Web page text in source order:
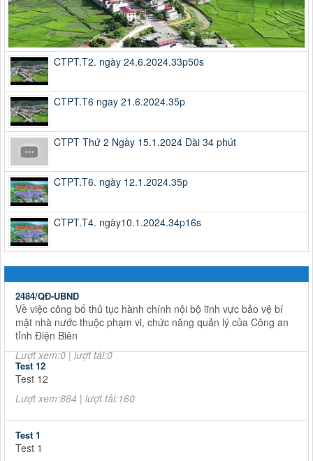
CTPT.T2. ngày 24.6.2024.33p50s
CTPT.T6 ngay 21.6.2024.35p
CTPT Thứ 2 Ngày 15.1.2024 Dài 34 phút
CTPT.T6. ngày 12.1.2024.35p
CTPT.T4. ngày10.1.2024.34p16s
2484/QĐ-UBND
Về việc công bố thủ tục hành chính nội bộ lĩnh vực bảo vệ bí
mật nhà nước thuộc phạm vi, chức năng quản lý của Công an
tỉnh Điện Biên
Lượt xem:0 | lượt tải:0
Test 12
Test 12
Lượt xem:864 | lượt tải:160
Test 1
Test 1